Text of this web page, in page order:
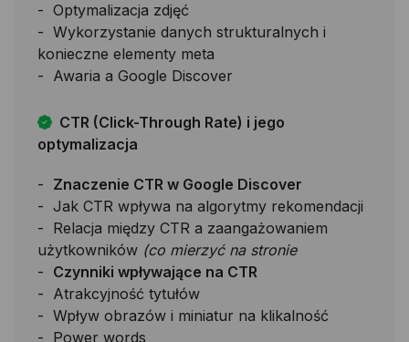
Optymalizacja zdjęć
Wykorzystanie danych strukturalnych i
konieczne elementy meta
Awaria a Google Discover
CTR (Click-Through Rate) i jego
optymalizacja
Znaczenie CTR w Google Discover
Jak CTR wpływa na algorytmy rekomendacji
Relacja między CTR a zaangażowaniem
użytkowników (co mierzyć na stronie
Czynniki wpływające na CTR
Atrakcyjność tytułów
Wpływ obrazów i miniatur na klikalność
Power words